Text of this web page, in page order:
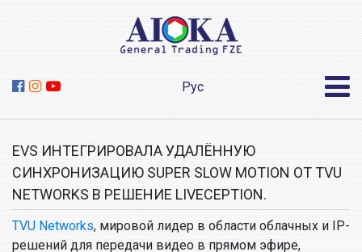
Рус
EVS ИНТЕГРИРОВАЛА УДАЛЁННУЮ
СИНХРОНИЗАЦИЮ SUPER SLOW MOTION ОТ TVU
NETWORKS В РЕШЕНИЕ LIVECEPTION.
TVU Networks, мировой лидер в области облачных и IP-
решений для передачи видео в прямом эфире,